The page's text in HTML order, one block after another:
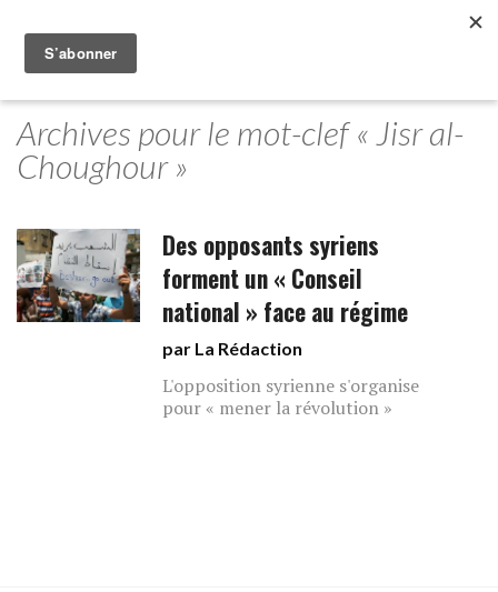
Archives pour le mot-clef « Jisr al-
Choughour »
Des opposants syriens
forment un « Conseil
national » face au régime
par La Rédaction
L'opposition syrienne s'organise
pour « mener la révolution » ‎